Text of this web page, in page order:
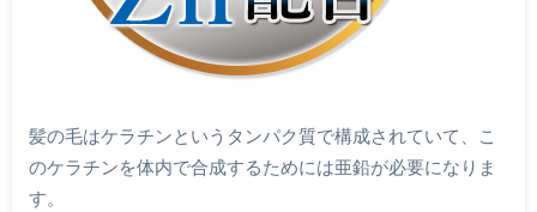
髪の毛はケラチンというタンパク質で構成されていて、こ
のケラチンを体内で合成するためには亜鉛が必要になりま
す。